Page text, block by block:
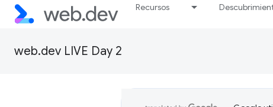
Recursos
web.dev LIVE Day 2